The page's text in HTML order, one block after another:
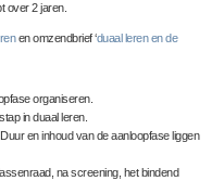
over 2 jaren.
en omzendbrief ‘duaal leren en de
organiseren.
in duaal leren.
en inhoud van de aanloopfase liggen
na screening, het bindend